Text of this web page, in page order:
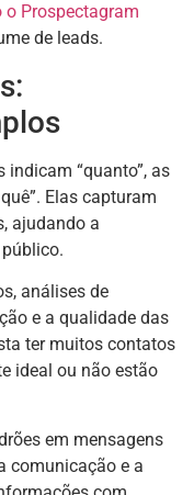
Prospectagram
de leads.
“quanto”, as
Elas capturam
ajudando a
análises de
e a qualidade das
ter muitos contatos
ideal ou não estão
em mensagens
comunicação e a